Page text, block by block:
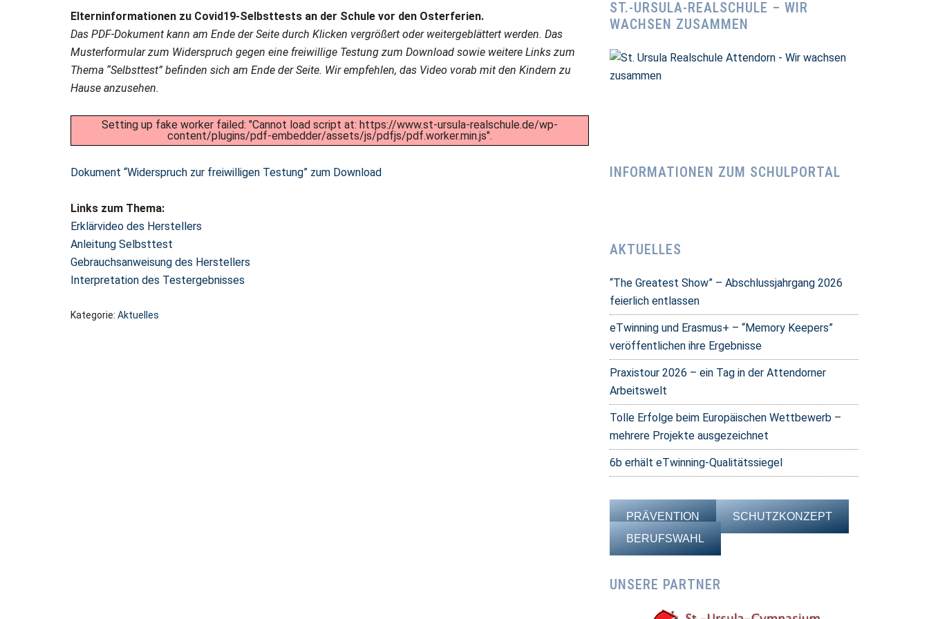
Elterninformationen zu Covid19-Selbsttests an der Schule vor den Osterferien.
Das PDF-Dokument kann am Ende der Seite durch Klicken vergrößert oder weitergeblättert werden. Das
Musterformular zum Widerspruch gegen eine freiwillige Testung zum Download sowie weitere Links zum
Thema “Selbsttest” befinden sich am Ende der Seite. Wir empfehlen, das Video vorab mit den Kindern zu
Hause anzusehen.
Setting up fake worker failed: "Cannot load script at: https://www.st-ursula-realschule.de/wp-
content/plugins/pdf-embedder/assets/js/pdfjs/pdf.worker.min.js".
Dokument “Widerspruch zur freiwilligen Testung” zum Download
Links zum Thema:
Erklärvideo des Herstellers
Anleitung Selbsttest
Gebrauchsanweisung des Herstellers
Interpretation des Testergebnisses
Kategorie: Aktuelles
ST.-URSULA-REALSCHULE – WIR
WACHSEN ZUSAMMEN
INFORMATIONEN ZUM SCHULPORTAL
AKTUELLES
“The Greatest Show” – Abschlussjahrgang 2026
feierlich entlassen
eTwinning und Erasmus+ – “Memory Keepers”
veröffentlichen ihre Ergebnisse
Praxistour 2026 – ein Tag in der Attendorner
Arbeitswelt
Tolle Erfolge beim Europäischen Wettbewerb –
mehrere Projekte ausgezeichnet
6b erhält eTwinning-Qualitätssiegel
PRÄVENTION
SCHUTZKONZEPT
BERUFSWAHL
UNSERE PARTNER